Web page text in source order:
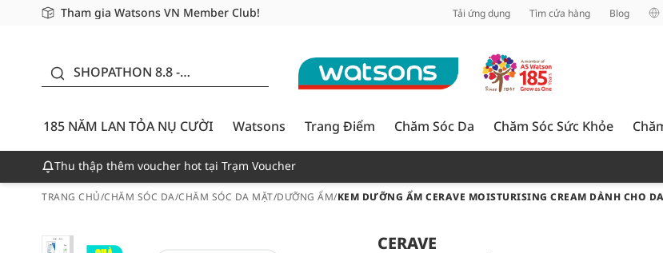
Tham gia Watsons VN Member Club!
Miễn phí giao hàng cho đơn hàng từ 249,000Đ
Giao hàng nhanh 24h - Áp dụng khu vực TP. Hồ Chí Minh Tải ứng dụng Tìm cửa hàng Blog
SHOPATHON 8.8 -
CƯỜI - GIẢM ĐẾN
50%
185 NĂM LAN TỎA NỤ CƯỜI
Watsons Trang Điểm Chăm Sóc Da Chăm Sóc Sức Khỏe
Thu thập thêm voucher hot tại Trạm Voucher
TRANG CHỦ/CHĂM SÓC DA/CHĂM SÓC DA MẶT/DƯỠNG ẨM/KEM DƯỠNG ẨM CERAVE MOISTURISING CREAM DÀNH CHO
CERAVE